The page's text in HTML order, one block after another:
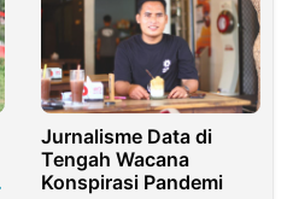
Jurnalisme Data di
Tengah Wacana
Konspirasi Pandemi